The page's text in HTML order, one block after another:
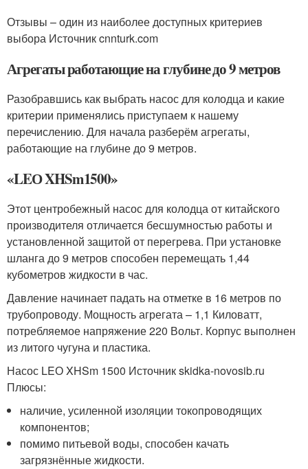
Отзывы – один из наиболее доступных критериев
выбора Источник cnnturk.com
Агрегаты работающие на глубине до 9 метров
Разобравшись как выбрать насос для колодца и какие
критерии применялись приступаем к нашему
перечислению. Для начала разберём агрегаты,
работающие на глубине до 9 метров.
«LEО XHSm1500»
Этот центробежный насос для колодца от китайского
производителя отличается бесшумностью работы и
установленной защитой от перегрева. При установке
шланга до 9 метров способен перемещать 1,44
кубометров жидкости в час.
Давление начинает падать на отметке в 16 метров по
трубопроводу. Мощность агрегата – 1,1 Киловатт,
потребляемое напряжение 220 Вольт. Корпус выполнен
из литого чугуна и пластика.
Насос LEО XHSm 1500 Источник skidka-novosib.ru
Плюсы:
наличие, усиленной изоляции токопроводящих
компонентов;
помимо питьевой воды, способен качать
загрязнённые жидкости.